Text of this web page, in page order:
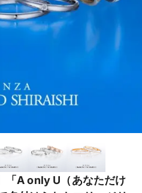
「A only U（あなただけ